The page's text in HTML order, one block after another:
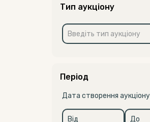
Тип аукціону
Введіть тип аукціону
Період
Дата створення аукціону